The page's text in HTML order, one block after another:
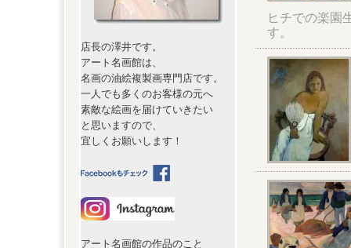
店長の澤井です。
アート名画館は、
名画の油絵複製画専門店です。
一人でも多くのお客様の元へ
素敵な絵画を届けていきたい
と思いますので、
宜しくお願いします！
アート名画館の作品のこと
ヒチでの楽園
す。